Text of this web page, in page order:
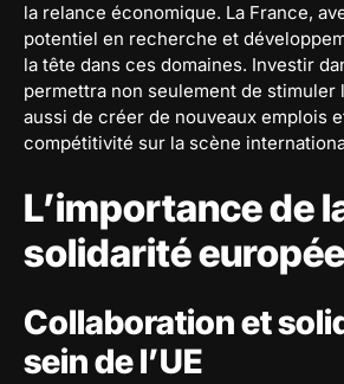
la relance économique. La France,
potentiel en recherche et
la tête dans ces domaines. Investir
permettra non seulement de stimuler
aussi de créer de nouveaux emplois
compétitivité sur la scène
L’importance de
solidarité
Collaboration et
sein de l’UE